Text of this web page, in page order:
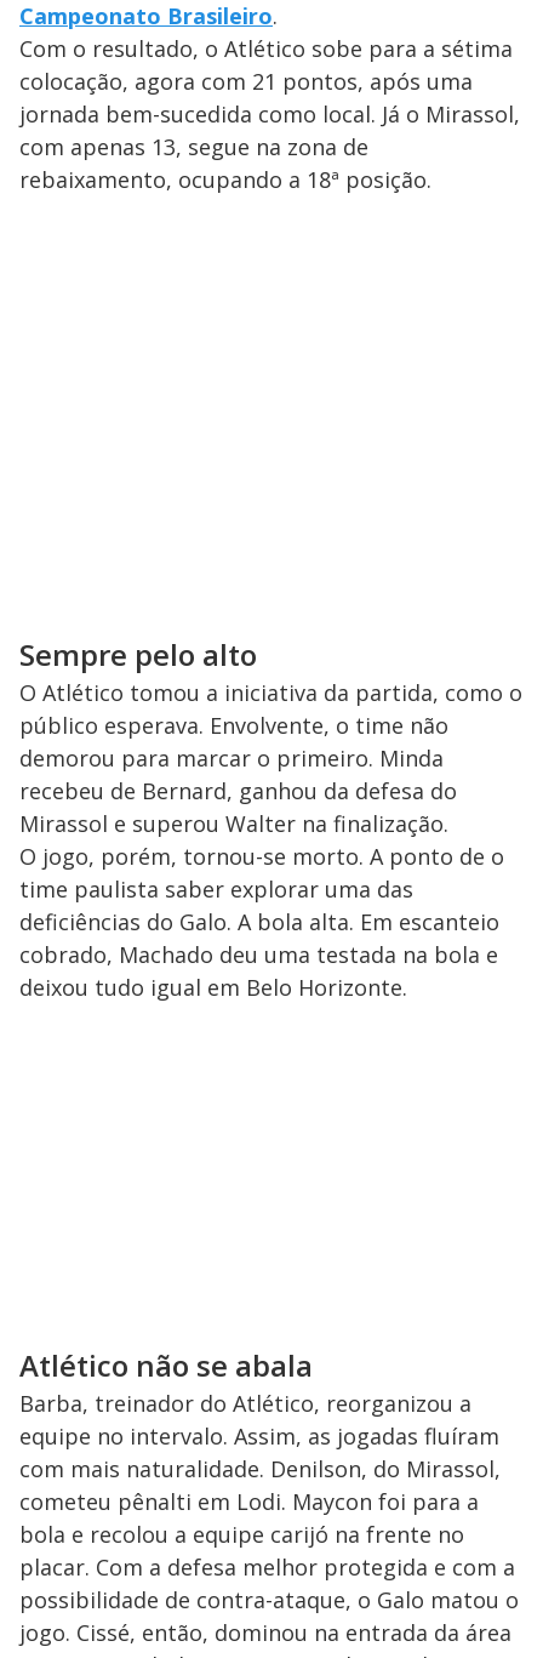
Campeonato Brasileiro.
Com o resultado, o Atlético sobe para a sétima
colocação, agora com 21 pontos, após uma
jornada bem-sucedida como local. Já o Mirassol,
com apenas 13, segue na zona de
rebaixamento, ocupando a 18ª posição.
Sempre pelo alto
O Atlético tomou a iniciativa da partida, como o
público esperava. Envolvente, o time não
demorou para marcar o primeiro. Minda
recebeu de Bernard, ganhou da defesa do
Mirassol e superou Walter na finalização.
O jogo, porém, tornou-se morto. A ponto de o
time paulista saber explorar uma das
deficiências do Galo. A bola alta. Em escanteio
cobrado, Machado deu uma testada na bola e
deixou tudo igual em Belo Horizonte.
Atlético não se abala
Barba, treinador do Atlético, reorganizou a
equipe no intervalo. Assim, as jogadas fluíram
com mais naturalidade. Denilson, do Mirassol,
cometeu pênalti em Lodi. Maycon foi para a
bola e recolou a equipe carijó na frente no
placar. Com a defesa melhor protegida e com a
possibilidade de contra-ataque, o Galo matou o
jogo. Cissé, então, dominou na entrada da área